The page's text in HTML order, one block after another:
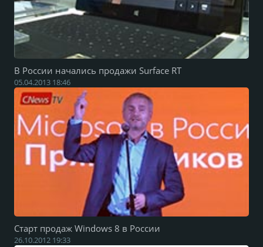
В России начались продажи Surface RT
05.04.2013 18:46
Старт продаж Windows 8 в России
26.10.2012 19:33